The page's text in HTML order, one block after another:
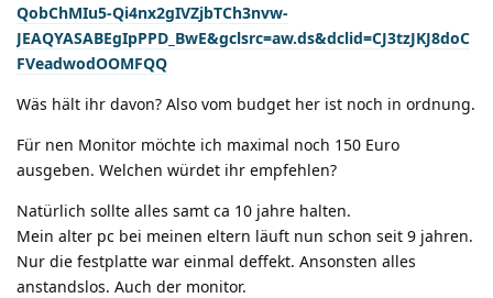
QobChMIu5-Qi4nx2gIVZjbTCh3nvw-
JEAQYASABEgIpPPD_BwE&gclsrc=aw.ds&dclid=CJ3tzJKJ8doC
FVeadwodOOMFQQ
Wäs hält ihr davon? Also vom budget her ist noch in ordnung.
Für nen Monitor möchte ich maximal noch 150 Euro
ausgeben. Welchen würdet ihr empfehlen?
Natürlich sollte alles samt ca 10 jahre halten.
Mein alter pc bei meinen eltern läuft nun schon seit 9 jahren.
Nur die festplatte war einmal deffekt. Ansonsten alles
anstandslos. Auch der monitor.